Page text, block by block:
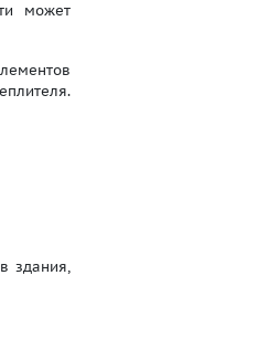
может
здания,